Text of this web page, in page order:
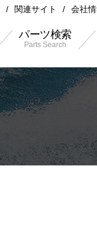
関連サイト 会社
パーツ検索
Parts Search